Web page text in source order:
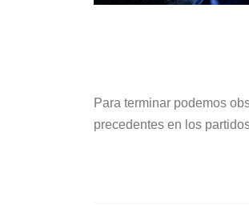
Para terminar podemos
precedentes en los